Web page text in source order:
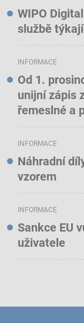
WIPO
službě
INFORMACE
Od 1.
unijní zápis
řemeslné a
INFORMACE
Náhradní
vzorem
INFORMACE
Sankce EU
uživatele